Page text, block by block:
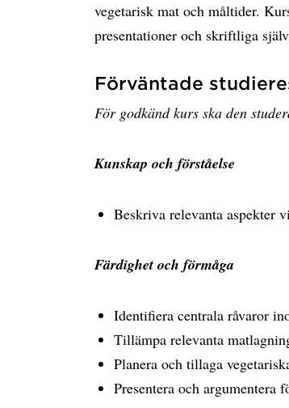
vegetarisk mat och måltider.
presentationer och skriftliga
Förväntade
För godkänd kurs ska den
Kunskap och förståelse
Beskriva relevanta aspekter
Färdighet och förmåga
Identifiera centrala råvaror
Tillämpa relevanta
Planera och tillaga
Presentera och argumentera